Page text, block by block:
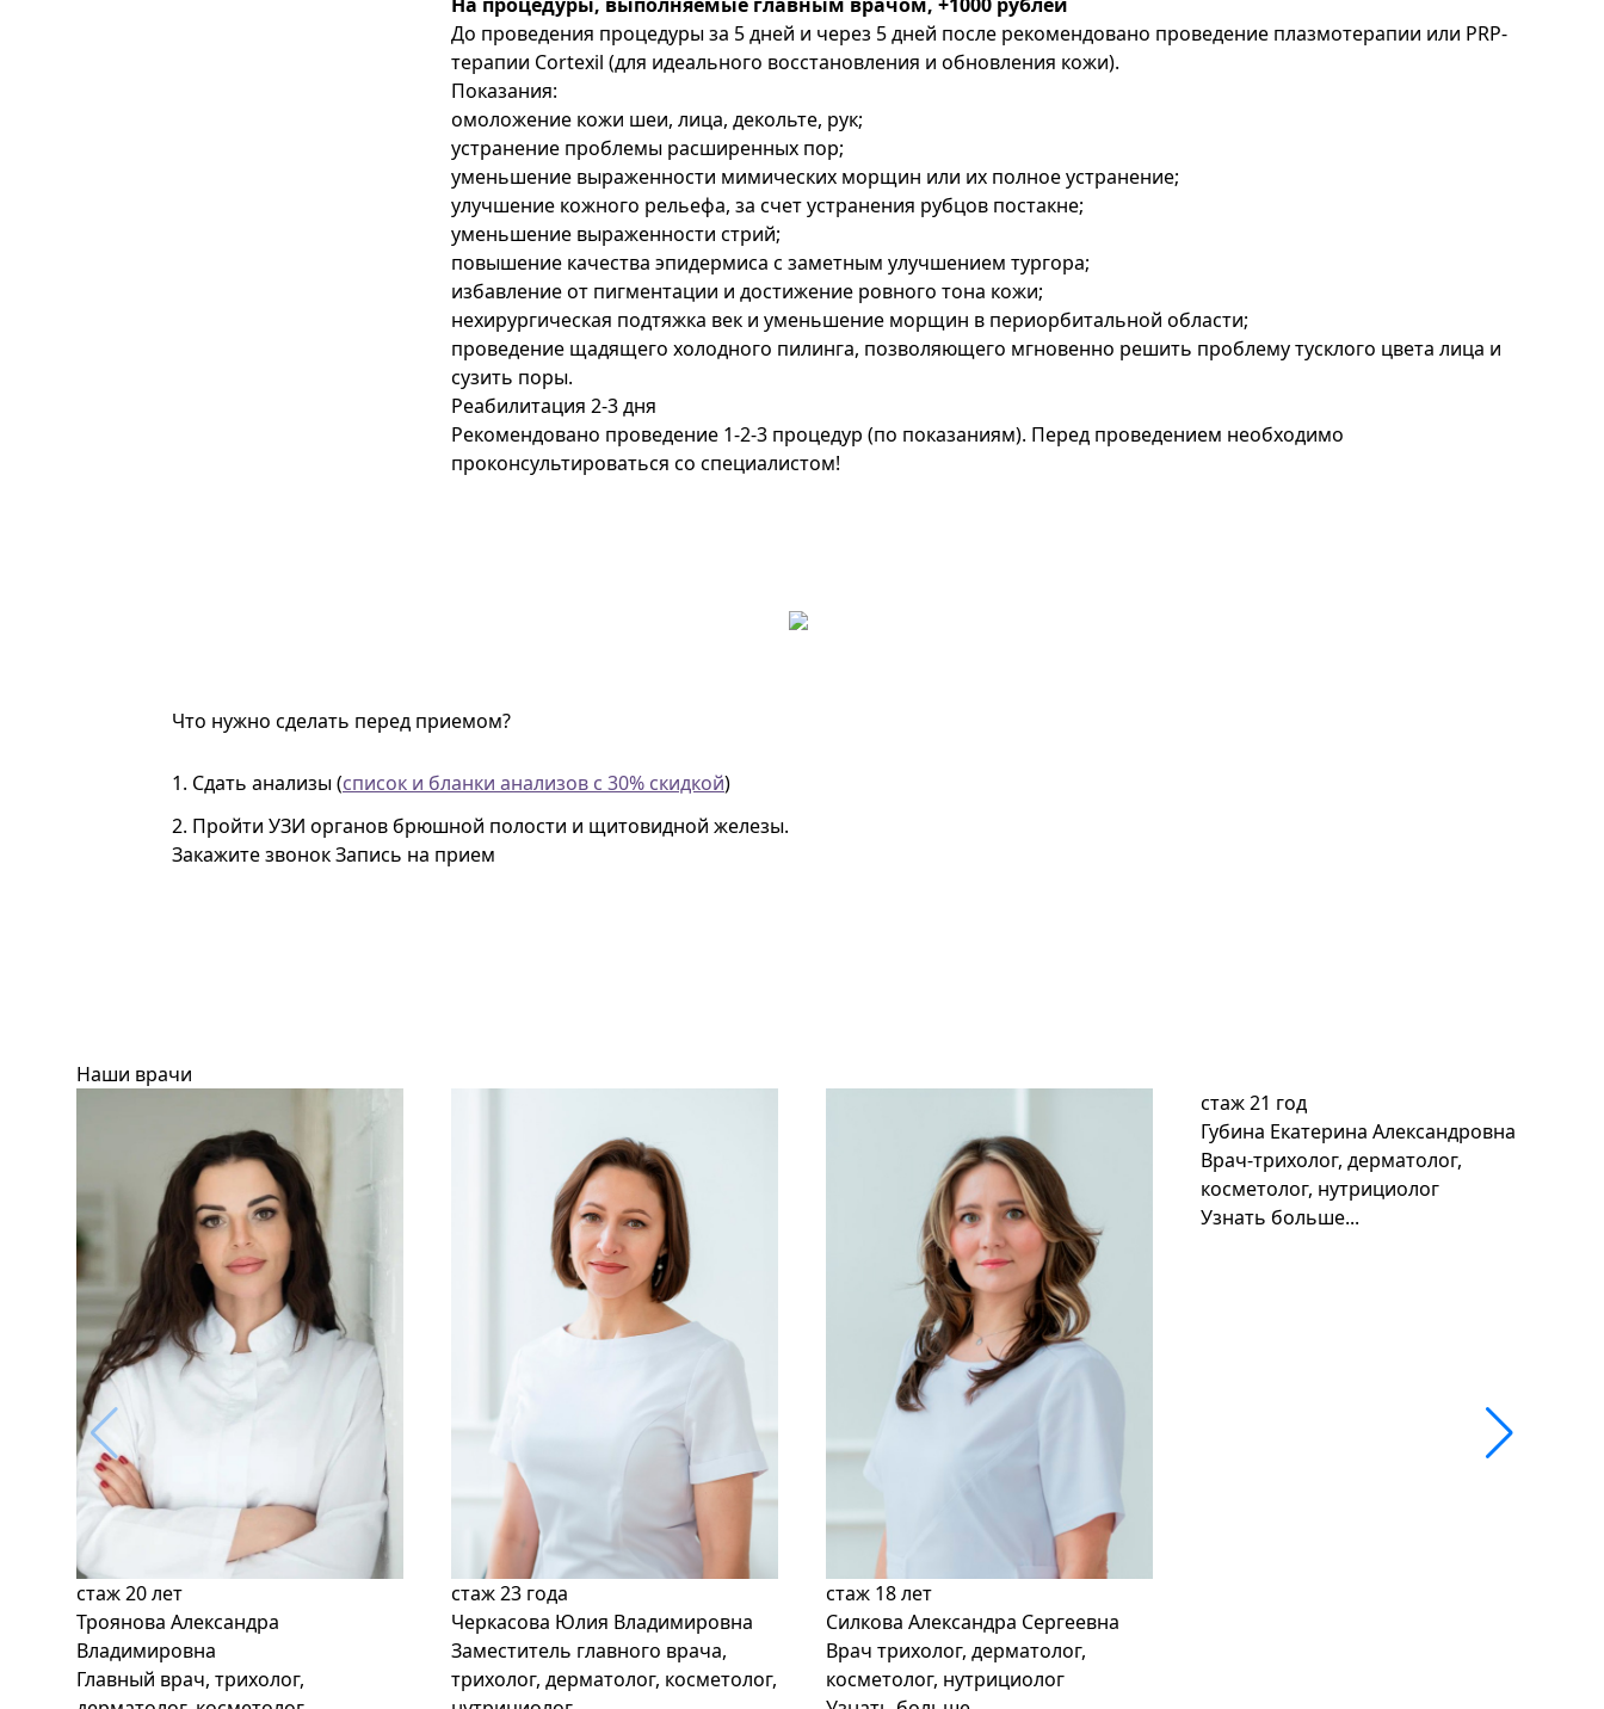
До проведения процедуры за 5 дней и через 5 дней после рекомендовано проведение плазмотерапии или PRP-
терапии Cortexil (для идеального восстановления и обновления кожи).
Показания:
омоложение кожи шеи, лица, декольте, рук;
устранение проблемы расширенных пор;
уменьшение выраженности мимических морщин или их полное устранение;
улучшение кожного рельефа, за счет устранения рубцов постакне;
уменьшение выраженности стрий;
повышение качества эпидермиса с заметным улучшением тургора;
избавление от пигментации и достижение ровного тона кожи;
нехирургическая подтяжка век и уменьшение морщин в периорбитальной области;
проведение щадящего холодного пилинга, позволяющего мгновенно решить проблему тусклого цвета лица и
сузить поры.
Реабилитация 2-3 дня
Рекомендовано проведение 1-2-3 процедур (по показаниям). Перед проведением необходимо
проконсультироваться со специалистом!
Что нужно сделать перед приемом?
1. Сдать анализы (список и бланки анализов с 30% скидкой)
2. Пройти УЗИ органов брюшной полости и щитовидной железы.
Закажите звонокЗапись на прием
Наши врачи
стаж20 лет
Троянова Александра
Владимировна
Главный врач, трихолог,
стаж23 года
Черкасова Юлия Владимировна
Заместитель главного врача,
трихолог, дерматолог, косметолог,
стаж 18 лет
Силкова Александра Сергеевна
Врач трихолог, дерматолог,
косметолог, нутрициолог
стаж21 год
Губина Екатерина Александровна
Врач-трихолог, дерматолог,
косметолог, нутрициолог
Узнать больше...